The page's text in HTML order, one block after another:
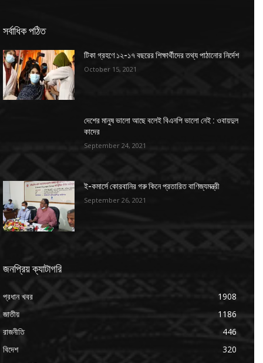
সর্বাধিক পঠিত
টিকা গ্রহণে ১২-১৭ বছরের শিক্ষার্থীদের তথ্য পাঠানোর নির্দেশ
October 15, 2021
দেশের মানুষ ভালো আছে বলেই বিএনপি ভালো নেই : ওবায়দুল
কাদের
September 24, 2021
ই-কমার্সে কোরবানির গরু কিনে প্রতারিত বাণিজ্যমন্ত্রী
September 26, 2021
জনপ্রিয় ক্যাটাগরি
প্রধান খবর
1908
জাতীয়
1186
রাজনীতি
446
বিদেশ
320